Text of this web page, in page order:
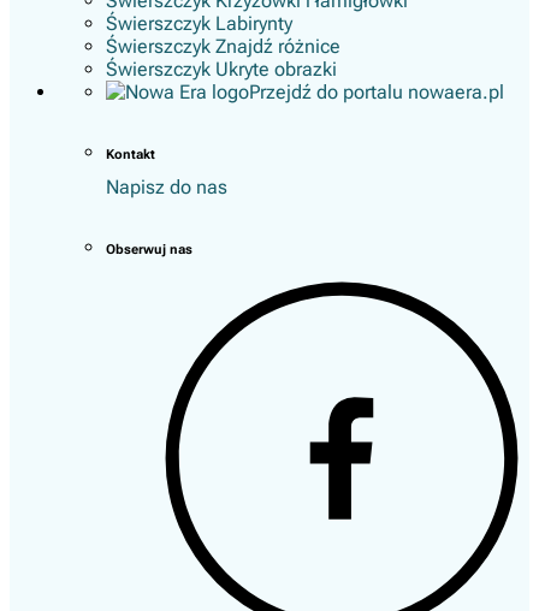
Świerszczyk Labirynty
Świerszczyk Znajdź różnice
Świerszczyk Ukryte obrazki
Przejdź do portalu nowaera.pl
Kontakt
Napisz do nas
Obserwuj nas